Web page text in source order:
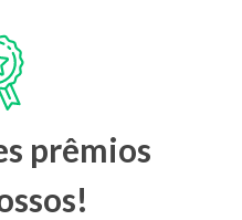
prêmios